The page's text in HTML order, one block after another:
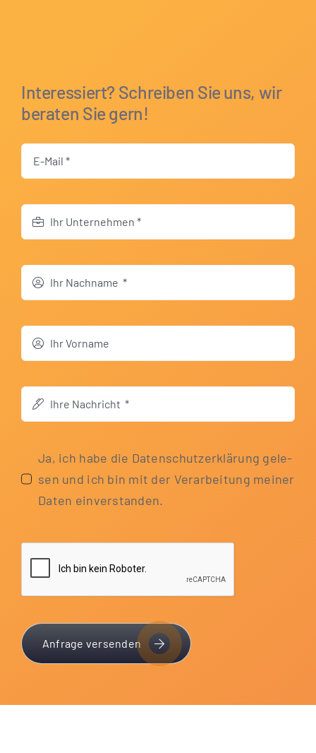
Interessiert? Schreiben Sie uns, wir
beraten Sie gern!
Ja, ich habe die Daten­schutz­er­klä­rung gele­
sen und ich bin mit der Ver­ar­bei­tung mei­ner
Daten einverstanden.
Anfrage versenden